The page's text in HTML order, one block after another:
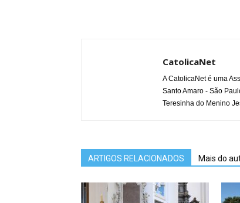
CatolicaNet
A CatolicaNet é uma
Santo Amaro - São
Teresinha do Menino
ARTIGOS RELACIONADOS Mais do